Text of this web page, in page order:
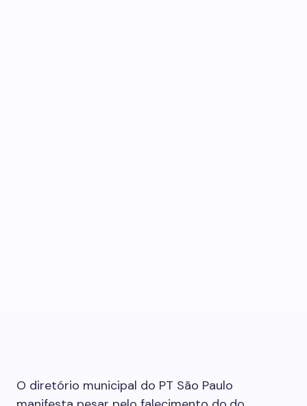
O diretório municipal do PT São Paulo